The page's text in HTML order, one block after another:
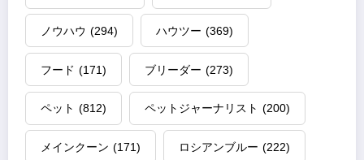
ノウハウ (294) ハウツー (369)
フード (171) ブリーダー (273)
ペット (812) ペットジャーナリスト (200)
メインクーン (171) ロシアンブルー (222)